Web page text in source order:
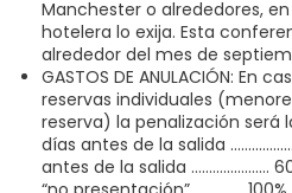
Manchester o alrededores,
hotelera lo exija. Esta
alrededor del mes de
GASTOS DE ANULACIÓN: En
reservas individuales
reserva) la penalización será
días antes de la salida
antes de la salida ………………….